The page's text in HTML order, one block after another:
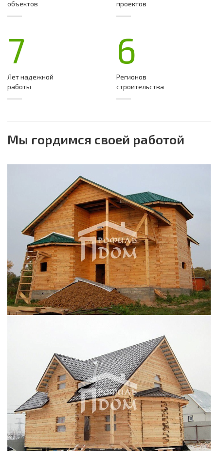
объектов проектов
7
Лет надежной
работы
6
Регионов
строительства
Мы гордимся своей работой